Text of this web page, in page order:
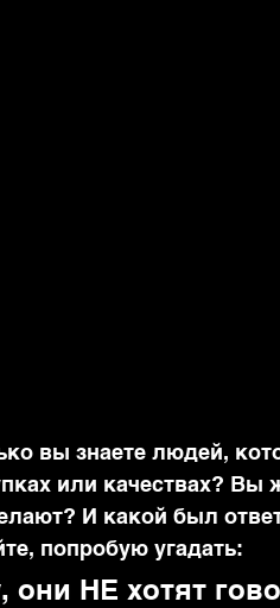
вы знаете людей,
или качествах? Вы
И какой был
попробую угадать:
они НЕ хотят